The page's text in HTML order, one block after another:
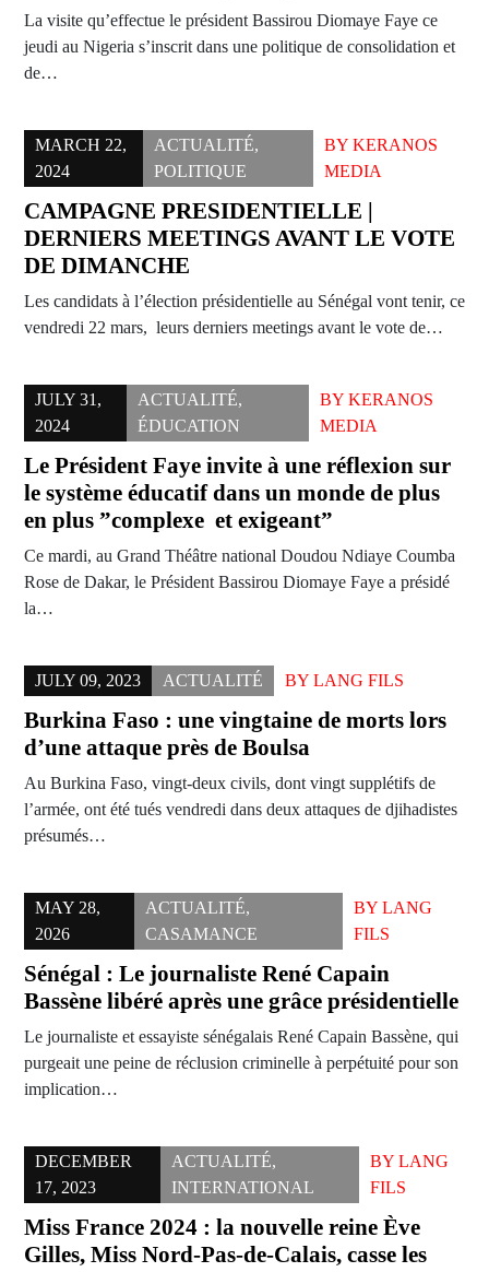
La visite qu’effectue le président Bassirou Diomaye Faye ce
jeudi au Nigeria s’inscrit dans une politique de consolidation et
de…
MARCH 22,
2024
ACTUALITÉ,
POLITIQUE
BYKERANOS
MEDIA
CAMPAGNE PRESIDENTIELLE |
DERNIERS MEETINGS AVANT LE VOTE
DE DIMANCHE
Les candidats à l’élection présidentielle au Sénégal vont tenir, ce
vendredi 22 mars, leurs derniers meetings avant le vote de…
JULY 31,
2024
ACTUALITÉ,
ÉDUCATION
BYKERANOS
MEDIA
Le Président Faye invite à une réflexion sur
le système éducatif dans un monde de plus
en plus ”complexe et exigeant”
Ce mardi, au Grand Théâtre national Doudou Ndiaye Coumba
Rose de Dakar, le Président Bassirou Diomaye Faye a présidé
la…
JULY 09, 2023 ACTUALITÉ BY LANG FILS
Burkina Faso : une vingtaine de morts lors
d’une attaque près de Boulsa
Au Burkina Faso, vingt-deux civils, dont vingt supplétifs de
l’armée, ont été tués vendredi dans deux attaques de djihadistes
présumés…
MAY 28,
2026
ACTUALITÉ,
CASAMANCE
BYLANG
FILS
Sénégal : Le journaliste René Capain
Bassène libéré après une grâce présidentielle
Le journaliste et essayiste sénégalais René Capain Bassène, qui
purgeait une peine de réclusion criminelle à perpétuité pour son
implication…
DECEMBER
17, 2023
ACTUALITÉ,
INTERNATIONAL
BYLANG
FILS
Miss France 2024 : la nouvelle reine Ève
Gilles, Miss Nord-Pas-de-Calais, casse les